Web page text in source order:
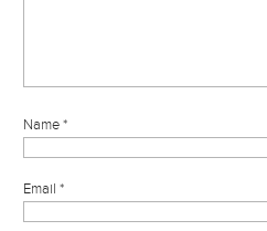
Name*
Email*